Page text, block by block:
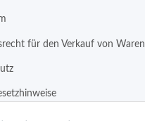
für den Verkauf von Waren